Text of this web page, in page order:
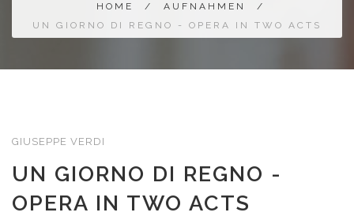
HOME / AUFNAHMEN
/
UN GIORNO DI REGNO - OPERA IN TWO ACTS
GIUSEPPE VERDI
UN GIORNO DI REGNO -
OPERA IN TWO ACTS